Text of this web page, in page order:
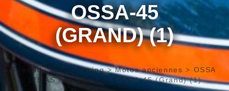
OSSA-45
(GRAND) (1)
Freeride Motos Racing>Motos anciennes > OSSA
175 AS Phantom 74 > OSSA-45 (Grand) (1)